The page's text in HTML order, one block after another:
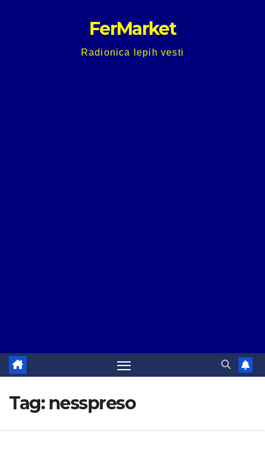
FerMarket
Radionica lepih vesti
Tag: nesspreso